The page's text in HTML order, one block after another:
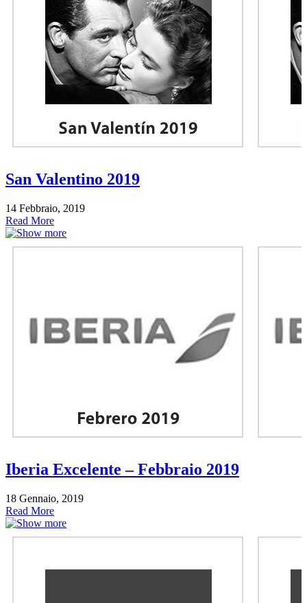
San Valentino 2019
14 Febbraio, 2019
Read More
Iberia Excelente – Febbraio 2019
18 Gennaio, 2019
Read More